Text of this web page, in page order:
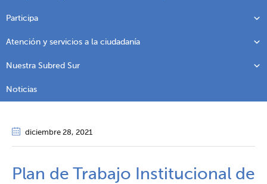
Participa
Atención y servicios a la ciudadanía
Nuestra Subred Sur
Noticias
diciembre 28, 2021
Plan de Trabajo Institucional de